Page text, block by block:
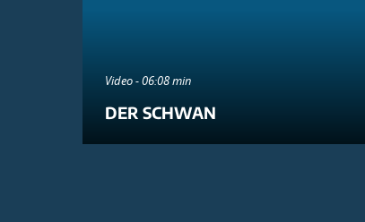
Video - 06:08 min
DER SCHWAN